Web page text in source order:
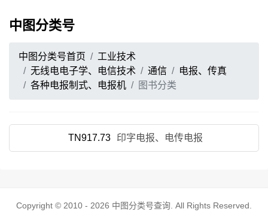
中图分类号
中图分类号首页
工业技术
无线电电子学、电信技术
通信
电报、传真
各种电报制式、电报机
图书分类
TN917.73 印字电报、电传电报
Copyright © 2010 - 2026 中图分类号查询 . All Rights Reserved.